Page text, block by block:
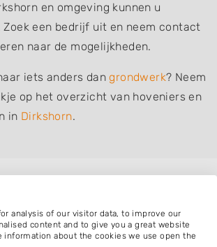
en omgeving kunnen u
Zoek een bedrijf uit en neem contact
naar de mogelijkheden.
iets anders dangrondwerk? Neem
op het overzicht van hoveniers en
in Dirkshorn.
buurt
analysis of our visitor data, to improve our
content and to give you a great website
information about the cookies we use open the